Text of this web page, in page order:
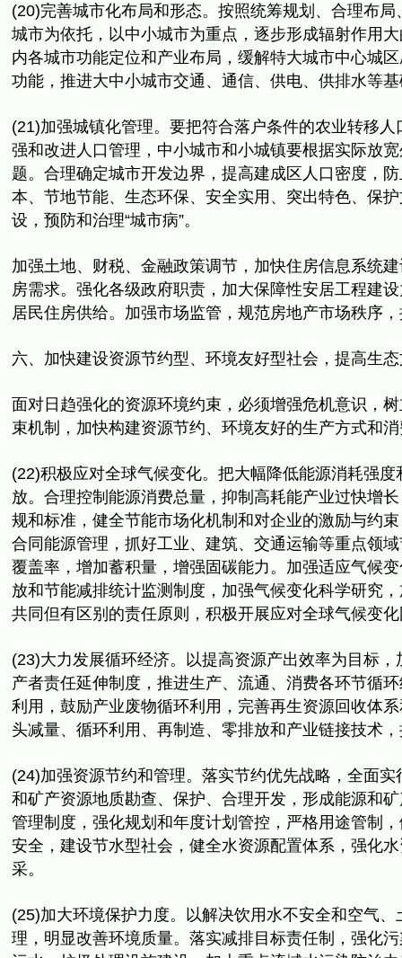
(20)完善城市化布局和形态。按照统筹规划、合理布局
城市为依托，以中小城市为重点， 逐步形成辐射作用
内各城市功能定位和产业布局， 缓解特大城市中心城
功能，推进大中小城市交通、通信、 供电、供排水等
(21)加强城镇化管理。 要把符合落户条件的农业转移
强和改进人口管理， 中小城市和小城镇要根据实际放
题。合理确定城市开发边界， 提高建成区人口密度，
本、节地节能、生态环保、安全实用、 突出特色、保
设，预防和治理“城市病”。
加强土地、财税、金融政策调节，加快住房信息系统
房需求。 强化各级政府职责，加大保障性安居工程建
居民住房供给。 加强市场监管，规范房地产市场秩序
六、加快建设资源节约型、环境友好型社会，提高生
面对日趋强化的资源环境约束，必须增强危机意识，
束机制， 加快构建资源节约、环境友好的生产方式和
(22)积极应对全球气候变化。 把大幅降低能源消耗强
放。合理控制能源消费总量， 抑制高耗能产业过快增
规和标准， 健全节能市场化机制和对企业的激励与约
合同能源管理，抓好工业、 建筑、交通运输等重点领
覆盖率，增加蓄积量， 增强固碳能力。 加强适应气候
放和节能减排统计监测制度， 加强气候变化科学研究
共同但有区别的责任原则， 积极开展应对全球气候变
(23)大力发展循环经济。以提高资源产出效率为目标，
产者责任延伸制度，推进生产、流通、 消费各环节循
利用，鼓励产业废物循环利用， 完善再生资源回收体
头减量、循环利用、再制造、 零排放和产业链接技术
(24)加强资源节约和管理。落实节约优先战略， 全面实
和矿产资源地质勘查、保护、合理开发， 形成能源和
管理制度，强化规划和年度计划管控，严格用途管制，
安全， 建设节水型社会，健全水资源配置体系， 强化
采。
(25)加大环境保护力度。以解决饮用水不安全和空气、
理， 明显改善环境质量。落实减排目标责任制，强化